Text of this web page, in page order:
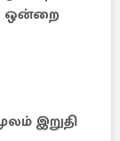
ஒன்றை
இறுதி